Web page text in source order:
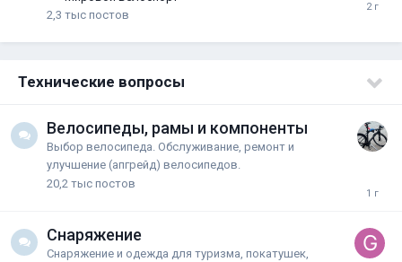
2,3 тыс постов
Технические вопросы
Велосипеды, рамы и компоненты
Выбор велосипеда. Обслуживание, ремонт и
улучшение (апгрейд) велосипедов.
20,2 тыс постов
Снаряжение
Снаряжение и одежда для туризма, покатушек,